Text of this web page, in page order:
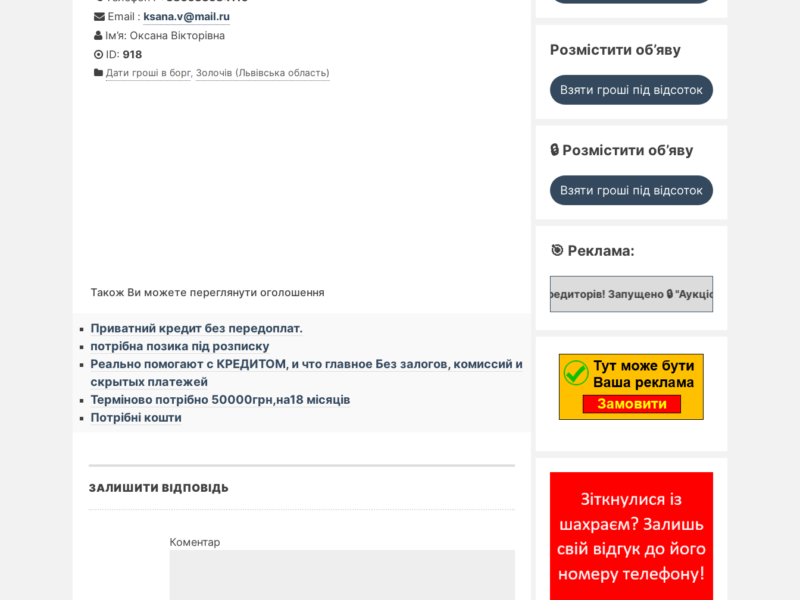
Email : ksana.v@mail.ru
Ім’я: Оксана Вікторівна
ID: 918
Дати гроші в борг, Золочів (Львівська область)
Також Ви можете переглянути оголошення
Приватний кредит без передоплат.
потрібна позика під розписку
Реально помогают с КРЕДИТОМ, и что главное Бeз зaлoгoв, кoмиссий и
cкрытых плaтeжей
Терміново потрібно 50000грн,на18 місяців
Потрібні кошти
ЗАЛИШИТИ ВІДПОВІДЬ
Коментар
Розмістити об’яву
Взяти гроші під відсоток
🔒 Розмістити об’яву
Взяти гроші під відсоток
🎯 Реклама:
📌 До уваги кредиторів! Запущено 🔒 "Аукціон кредитних заявок", де